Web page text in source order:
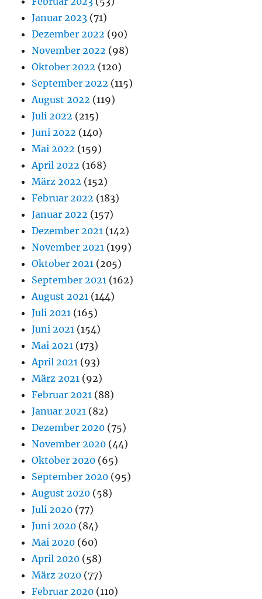
Januar 2023 (71)
Dezember 2022 (90)
November 2022 (98)
Oktober 2022 (120)
September 2022 (115)
August 2022 (119)
Juli 2022 (215)
Juni 2022 (140)
Mai 2022 (159)
April 2022 (168)
März 2022 (152)
Februar 2022 (183)
Januar 2022 (157)
Dezember 2021 (142)
November 2021 (199)
Oktober 2021 (205)
September 2021 (162)
August 2021 (144)
Juli 2021 (165)
Juni 2021 (154)
Mai 2021 (173)
April 2021 (93)
März 2021 (92)
Februar 2021 (88)
Januar 2021 (82)
Dezember 2020 (75)
November 2020 (44)
Oktober 2020 (65)
September 2020 (95)
August 2020 (58)
Juli 2020 (77)
Juni 2020 (84)
Mai 2020 (60)
April 2020 (58)
März 2020 (77)
Februar 2020 (110)